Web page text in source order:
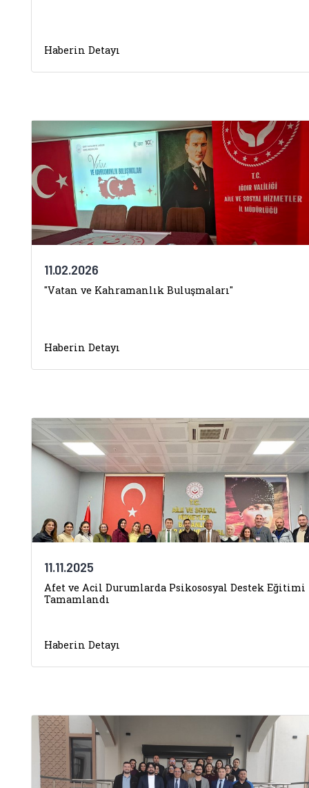
Haberin Detayı
11.02.2026
"Vatan ve Kahramanlık Buluşmaları"
Haberin Detayı
11.11.2025
Afet ve Acil Durumlarda Psikososyal Destek Eğitimi
Tamamlandı
Haberin Detayı